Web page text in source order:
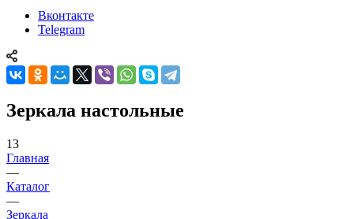
Вконтакте
Telegram
Зеркала настольные
13
Главная
—
Каталог
—
Зеркала